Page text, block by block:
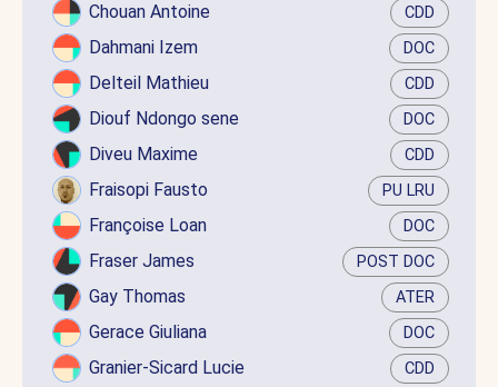
Chouan Antoine CDD
Dahmani Izem DOC
Delteil Mathieu CDD
Diouf Ndongo sene DOC
Diveu Maxime CDD
Fraisopi Fausto PU LRU
Françoise Loan DOC
Fraser James POST DOC
Gay Thomas ATER
Gerace Giuliana DOC
Granier-Sicard Lucie CDD